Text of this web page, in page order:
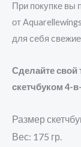
При покупке вы
от
для себя
Сделайте свой
скетчбуком 4-
Размер
Вес: 175 гр.